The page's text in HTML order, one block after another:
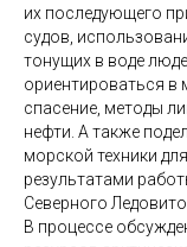
их последующего
судов,
тонущих в воде
ориентироваться в
спасение, методы
нефти. А также
морской техники
результатами
Северного
В процессе